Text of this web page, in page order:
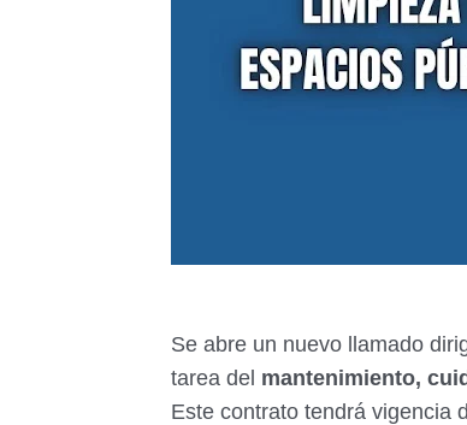
Se abre un nuevo llamado
tarea del mantenimiento,
Este contrato tendrá vigencia